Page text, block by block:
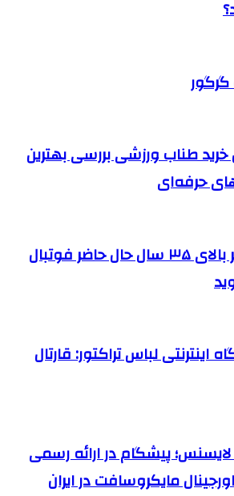
گرگور
طناب ورزشی بررسی بهترین
حرفه‌ای
با ۱۵ بازیکن برتر بالای ۳۵ سال حال حاضر فوتبال
اینترنتی لباس تراکتور: قارتال
پیشگام در ارائه رسمی
مایکروسافت در ایران